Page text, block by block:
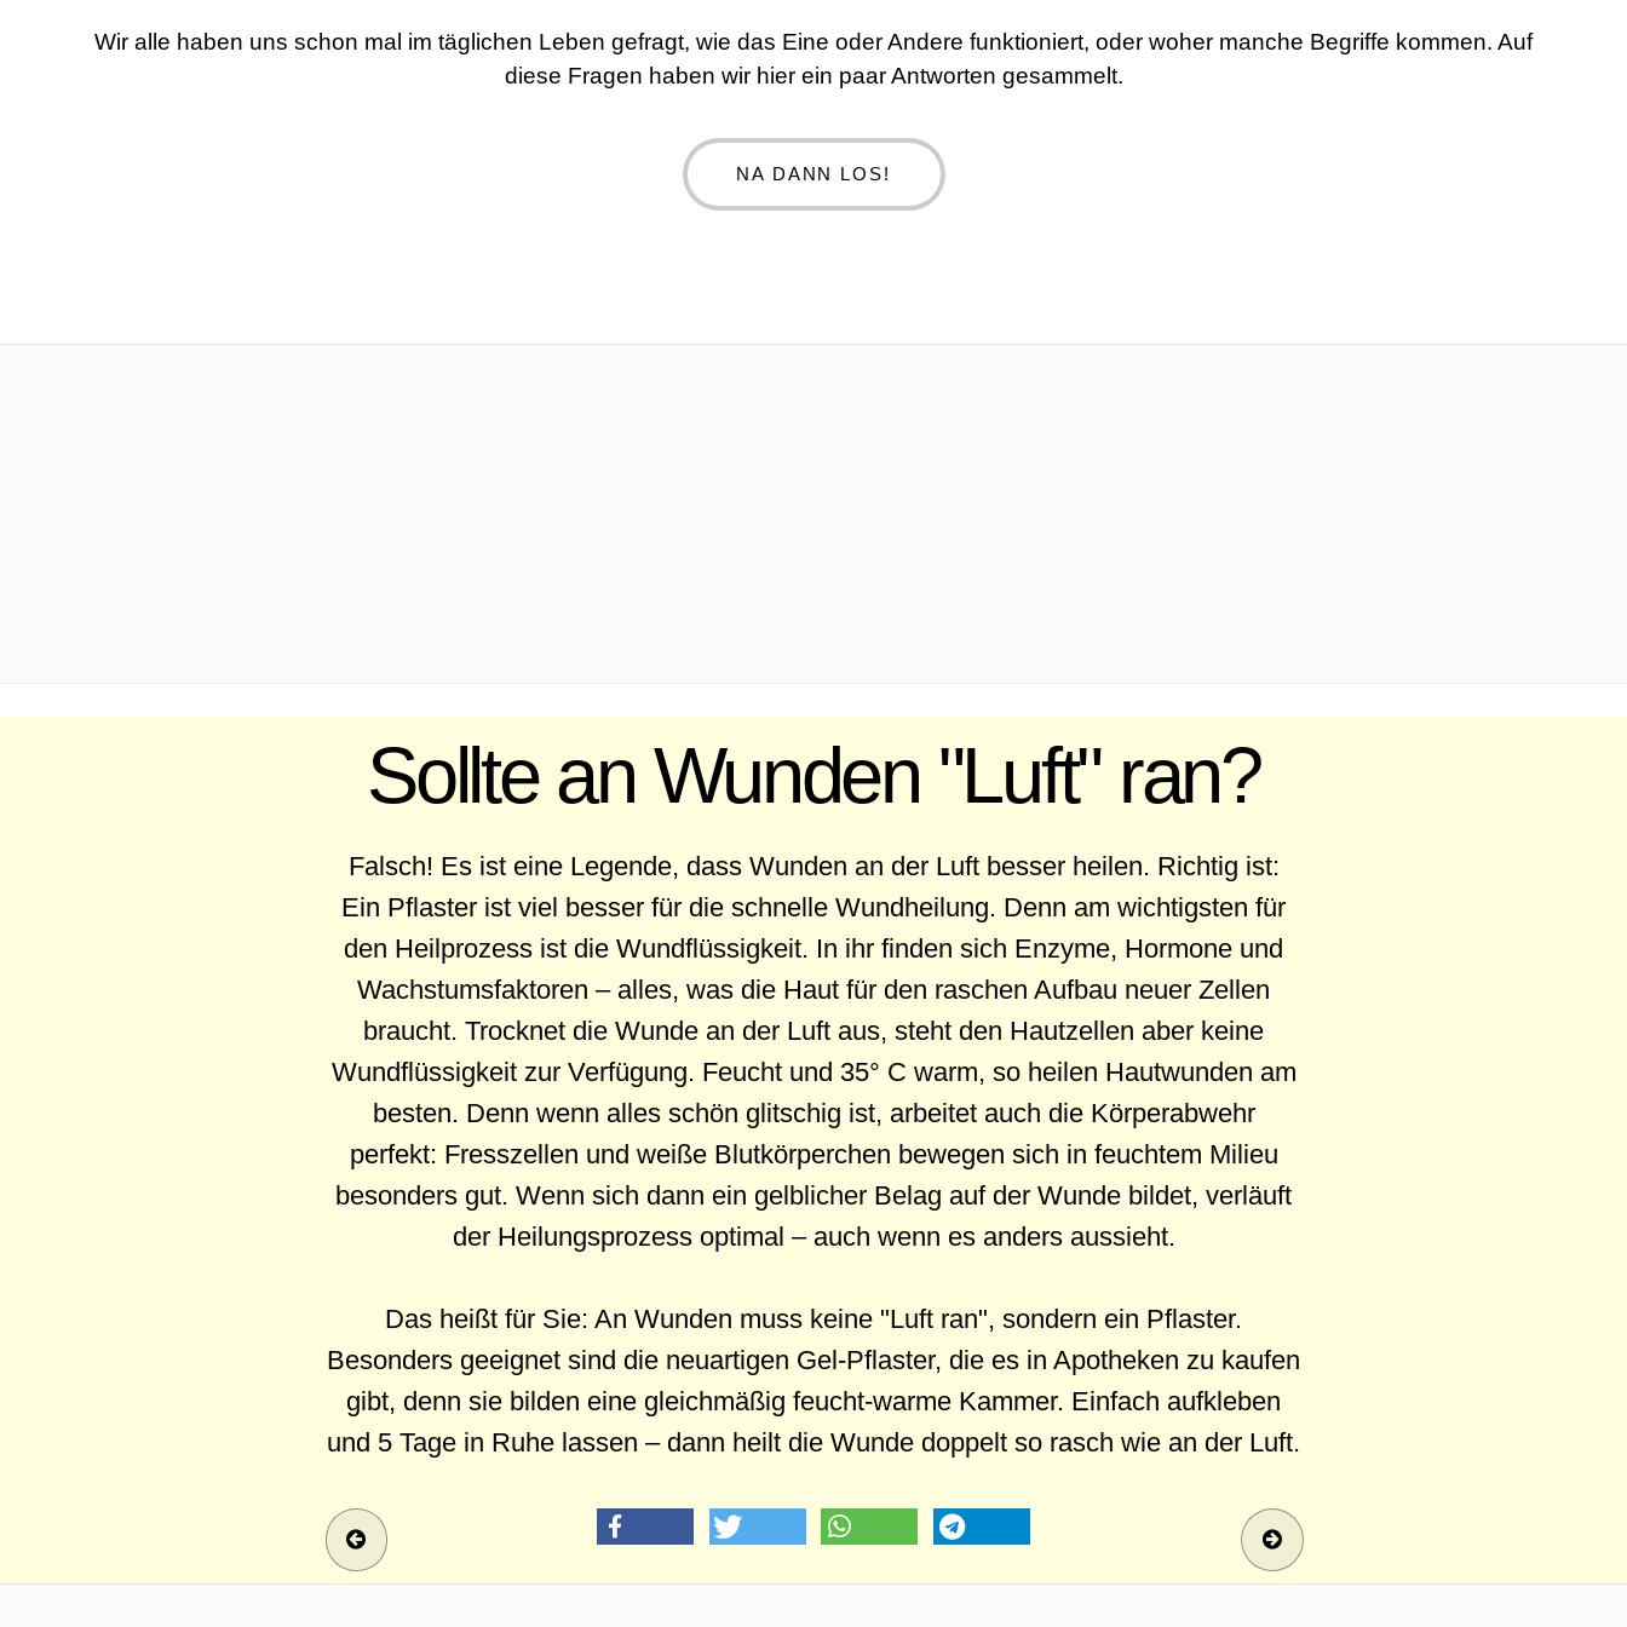
Wir alle haben uns schon mal im täglichen Leben gefragt, wie das Eine oder Andere funktioniert, oder woher manche Begriffe kommen. Auf
diese Fragen haben wir hier ein paar Antworten gesammelt.
NA DANN LOS!
Sollte an Wunden "Luft" ran?
Falsch! Es ist eine Legende, dass Wunden an der Luft besser heilen. Richtig ist:
Ein Pflaster ist viel besser für die schnelle Wundheilung. Denn am wichtigsten für
den Heilprozess ist die Wundflüssigkeit. In ihr finden sich Enzyme, Hormone und
Wachstumsfaktoren – alles, was die Haut für den raschen Aufbau neuer Zellen
braucht. Trocknet die Wunde an der Luft aus, steht den Hautzellen aber keine
Wundflüssigkeit zur Verfügung. Feucht und 35° C warm, so heilen Hautwunden am
besten. Denn wenn alles schön glitschig ist, arbeitet auch die Körperabwehr
perfekt: Fresszellen und weiße Blutkörperchen bewegen sich in feuchtem Milieu
besonders gut. Wenn sich dann ein gelblicher Belag auf der Wunde bildet, verläuft
der Heilungsprozess optimal – auch wenn es anders aussieht.
Das heißt für Sie: An Wunden muss keine "Luft ran", sondern ein Pflaster.
Besonders geeignet sind die neuartigen Gel-Pflaster, die es in Apotheken zu kaufen
gibt, denn sie bilden eine gleichmäßig feucht-warme Kammer. Einfach aufkleben
und 5 Tage in Ruhe lassen – dann heilt die Wunde doppelt so rasch wie an der Luft.